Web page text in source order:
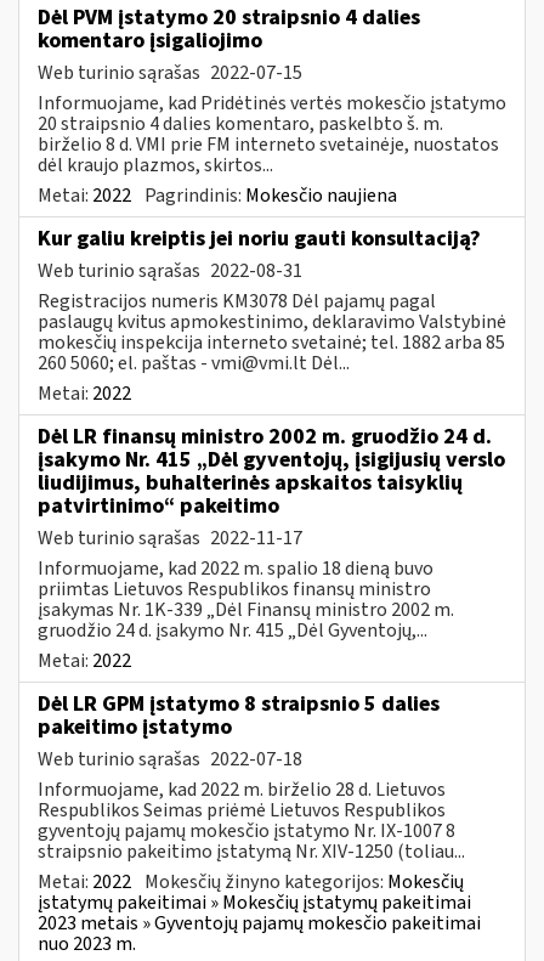
Dėl PVM įstatymo 20 straipsnio 4 dalies
komentaro įsigaliojimo
Web turinio sąrašas 2022-07-15
Informuojame, kad Pridėtinės vertės mokesčio įstatymo
20 straipsnio 4 dalies komentaro, paskelbto š. m.
birželio 8 d. VMI prie FM interneto svetainėje, nuostatos
dėl kraujo plazmos, skirtos...
Metai: 2022 Pagrindinis: Mokesčio naujiena
Kur galiu kreiptis jei noriu gauti konsultaciją?
Web turinio sąrašas 2022-08-31
Registracijos numeris KM3078 Dėl pajamų pagal
paslaugų kvitus apmokestinimo, deklaravimo Valstybinė
mokesčių inspekcija interneto svetainė; tel. 1882 arba 85
260 5060; el. paštas -vmi@vmi.ltDėl...
Metai: 2022
Dėl LR finansų ministro 2002 m. gruodžio 24 d.
įsakymo Nr. 415 „Dėl gyventojų, įsigijusių verslo
liudijimus, buhalterinės apskaitos taisyklių
patvirtinimo“ pakeitimo
Web turinio sąrašas 2022-11-17
Informuojame, kad 2022 m. spalio 18 dieną buvo
priimtas Lietuvos Respublikos finansų ministro
įsakymas Nr. 1K-339 „Dėl Finansų ministro 2002 m.
gruodžio 24 d. įsakymo Nr. 415 „Dėl Gyventojų,...
Metai: 2022
Dėl LR GPM įstatymo 8 straipsnio 5 dalies
pakeitimo įstatymo
Web turinio sąrašas 2022-07-18
Informuojame, kad 2022 m. birželio 28 d. Lietuvos
Respublikos Seimas priėmė Lietuvos Respublikos
gyventojų pajamų mokesčio įstatymo Nr. IX-1007 8
straipsnio pakeitimo įstatymą Nr. XIV-1250 (toliau...
Metai: 2022 Mokesčių žinyno kategorijos: Mokesčių
įstatymų pakeitimai » Mokesčių įstatymų pakeitimai
2023 metais » Gyventojų pajamų mokesčio pakeitimai
nuo 2023 m.